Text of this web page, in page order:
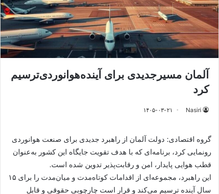
آلمان مسیر‌جدیدی برای آینده‌هوانوردی‌ترسیم
کرد
Nasiri ۱۴۰۵-۰۳-۲۱
گروه اقتصادی: دولت آلمان از راهبرد جدیدی برای صنعت هوانوردی
رونمایی کرد، برنامه‌ای که با هدف تقویت جایگاه این کشور به‌عنوان
قطب هوایی پایدار، امن و رقابت‌پذیر تدوین شده است.
این راهبرد، مجموعه‌ای از اقدامات کوتاه‌مدت و میان‌مدت را برای ۱۵
سال آینده ترسیم می‌کند و قرار است چارچوبی حقوقی و قابل